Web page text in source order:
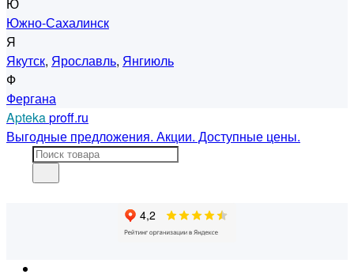
Южно-Сахалинск
Я
Якутск, Ярославль, Янгиюль
Ф
Фергана
Aptekaproff.ru
Выгодные предложения. Акции. Доступные цены.